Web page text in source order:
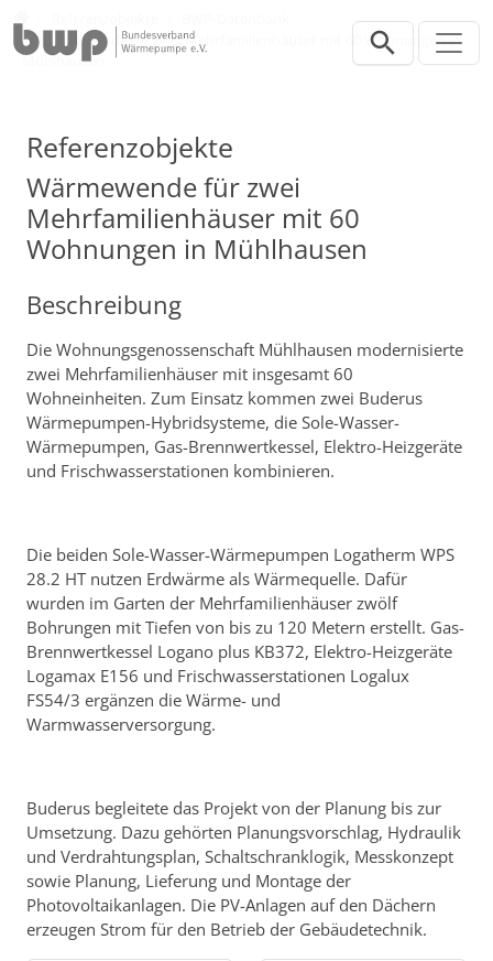
Wärmewende für zwei Mehrfamilienhäuser mit 60 Wohnungen in
Mühlhausen
Referenzobjekte
Wärmewende für zwei
Mehrfamilienhäuser mit 60
Wohnungen in Mühlhausen
Beschreibung
Die Wohnungsgenossenschaft Mühlhausen modernisierte
zwei Mehrfamilienhäuser mit insgesamt 60
Wohneinheiten. Zum Einsatz kommen zwei Buderus
Wärmepumpen-Hybridsysteme, die Sole-Wasser-
Wärmepumpen, Gas-Brennwertkessel, Elektro-Heizgeräte
und Frischwasserstationen kombinieren.
Die beiden Sole-Wasser-Wärmepumpen Logatherm WPS
28.2 HT nutzen Erdwärme als Wärmequelle. Dafür
wurden im Garten der Mehrfamilienhäuser zwölf
Bohrungen mit Tiefen von bis zu 120 Metern erstellt. Gas-
Brennwertkessel Logano plus KB372, Elektro-Heizgeräte
Logamax E156 und Frischwasserstationen Logalux
FS54/3 ergänzen die Wärme- und
Warmwasserversorgung.
Buderus begleitete das Projekt von der Planung bis zur
Umsetzung. Dazu gehörten Planungsvorschlag, Hydraulik
und Verdrahtungsplan, Schaltschranklogik, Messkonzept
sowie Planung, Lieferung und Montage der
Photovoltaikanlagen. Die PV-Anlagen auf den Dächern
erzeugen Strom für den Betrieb der Gebäudetechnik.